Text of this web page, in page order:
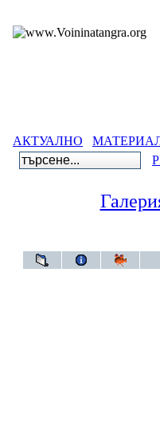
АКТУАЛНО